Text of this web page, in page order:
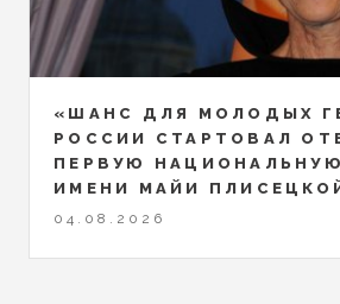
«ШАНС ДЛЯ МОЛОДЫХ
РОССИИ СТАРТОВАЛ
ПЕРВУЮ
ИМЕНИ МАЙИ
04.08.2026